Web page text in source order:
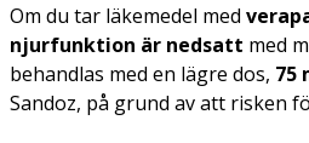
Om du tar läkemedel med
njurfunktion är nedsatt med
behandlas med en lägre dos, 75
Sandoz, på grund av att risken